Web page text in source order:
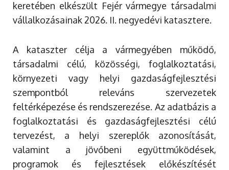
keretében elkészült Fejér vármegye társadalmi
vállalkozásainak 2026. II. negyedévi katasztere.
A kataszter célja a vármegyében működő,
társadalmi célú, közösségi, foglalkoztatási,
környezeti vagy helyi gazdaságfejlesztési
szempontból releváns szervezetek
feltérképezése és rendszerezése. Az adatbázis a
foglalkoztatási és gazdaságfejlesztési célú
tervezést, a helyi szereplők azonosítását,
valamint a jövőbeni együttműködések,
programok és fejlesztések előkészítését